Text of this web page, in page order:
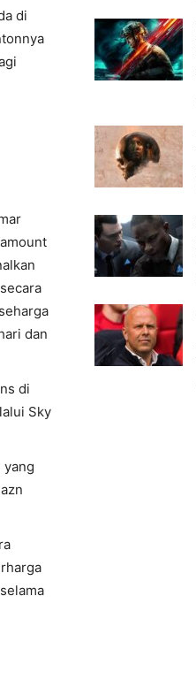
di
dan
di
Sky
yang